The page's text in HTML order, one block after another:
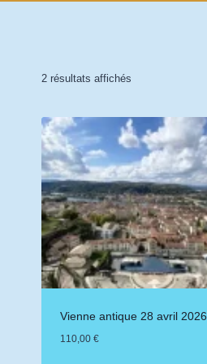
2 résultats affichés
plus
récent
au
plus
ancien
Vienne antique 28 avril 2026
110,00 €